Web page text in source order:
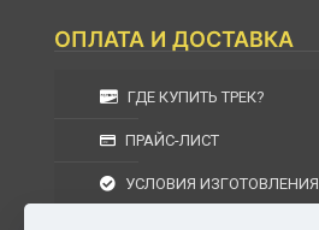
ОПЛАТА И ДОСТАВКА
ГДЕ КУПИТЬ ТРЕК?
ПРАЙС-ЛИСТ
УСЛОВИЯ ИЗГОТОВЛЕНИЯ